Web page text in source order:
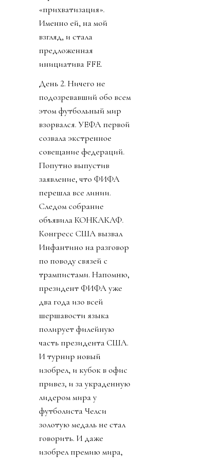
«прихватизация».
Именно ей, на мой
взгляд, и стала
предложенная
инициатива FFE.
День 2. Ничего не
подозревавший обо всем
этом футбольный мир
взорвался. УЕФА первой
созвала экстренное
совещание федераций.
Попутно выпустив
заявление, что ФИФА
перешла все линии.
Следом собрание
объявила КОНКАКАФ.
Конгресс США вызвал
Инфантино на разговор
по поводу связей с
трампистами. Напомню,
президент ФИФА уже
два года изо всей
шершавости языка
полирует филейную
часть президента США.
И турнир новый
изобрел, и кубок в офис
привез, и за украденную
лидером мира у
футболиста Челси
золотую медаль не стал
говорить. И даже
изобрел премию мира,